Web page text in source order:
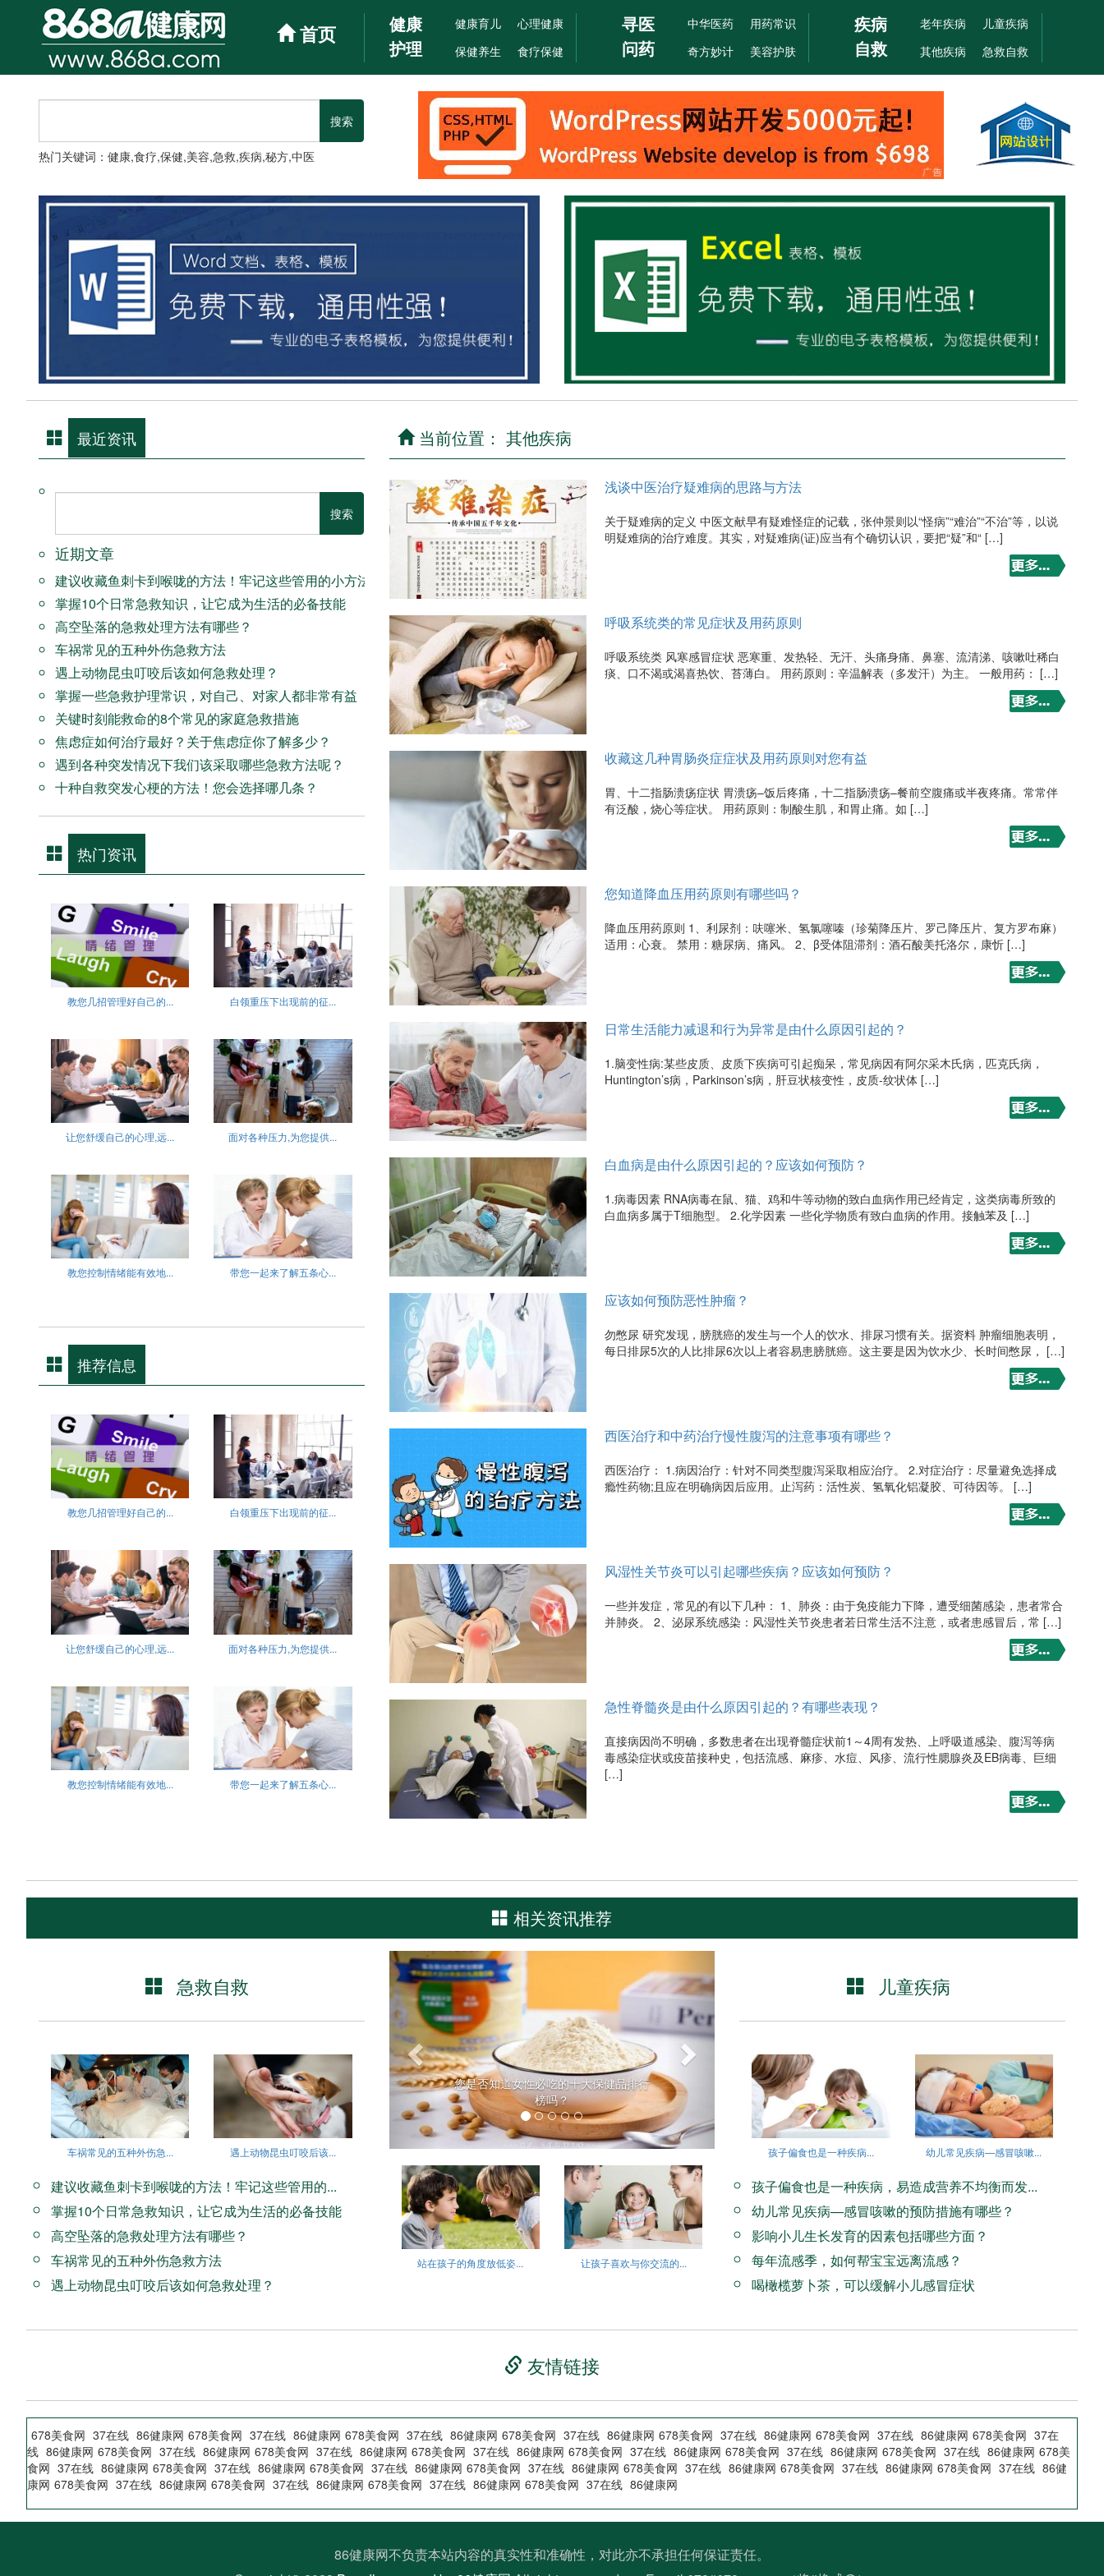
首页
健康
护理
健康育儿
心理健康
保健养生
食疗保健
寻医
问药
中华医药
用药常识
奇方妙计
美容护肤
疾病
自救
老年疾病
儿童疾病
其他疾病
急救自救
热门关键词：健康,食疗,保健,美容,急救,疾病,秘方,中医
最近资讯
近期文章
建议收藏鱼刺卡到喉咙的方法！牢记这些管用的小方法！
掌握10个日常急救知识，让它成为生活的必备技能
高空坠落的急救处理方法有哪些？
车祸常见的五种外伤急救方法
遇上动物昆虫叮咬后该如何急救处理？
掌握一些急救护理常识，对自己、对家人都非常有益
关键时刻能救命的8个常见的家庭急救措施
焦虑症如何治疗最好？关于焦虑症你了解多少？
遇到各种突发情况下我们该采取哪些急救方法呢？
十种自救突发心梗的方法！您会选择哪几条？
热门资讯
教您几招管理好自己的... 白领重压下出现前的征...
让您舒缓自己的心理,远... 面对各种压力,为您提供...
教您控制情绪能有效地... 带您一起来了解五条心...
推荐信息
教您几招管理好自己的... 白领重压下出现前的征...
让您舒缓自己的心理,远... 面对各种压力,为您提供...
教您控制情绪能有效地... 带您一起来了解五条心...
当前位置： 其他疾病
浅谈中医治疗疑难病的思路与方法
关于疑难病的定义 中医文献早有疑难怪症的记载，张仲景则以“怪病”“难治”“不治”等，以说
明疑难病的治疗难度。其实，对疑难病(证)应当有个确切认识，要把“疑”和“ […]
呼吸系统类的常见症状及用药原则
呼吸系统类 风寒感冒症状 恶寒重、发热轻、无汗、头痛身痛、鼻塞、流清涕、咳嗽吐稀白
痰、口不渴或渴喜热饮、苔薄白。 用药原则：辛温解表（多发汗）为主。 一般用药： […]
收藏这几种胃肠炎症症状及用药原则对您有益
胃、十二指肠溃疡症状 胃溃疡–饭后疼痛，十二指肠溃疡–餐前空腹痛或半夜疼痛。常常伴
有泛酸，烧心等症状。 用药原则：制酸生肌，和胃止痛。如 […]
您知道降血压用药原则有哪些吗？
降血压用药原则 1、利尿剂：呋噻米、氢氯噻嗪（珍菊降压片、罗己降压片、复方罗布麻）
适用：心衰。 禁用：糖尿病、痛风。 2、β受体阻滞剂：酒石酸美托洛尔，康忻 […]
日常生活能力减退和行为异常是由什么原因引起的？
1.脑变性病:某些皮质、皮质下疾病可引起痴呆，常见病因有阿尔采木氏病，匹克氏病，
Huntington’s病，Parkinson’s病，肝豆状核变性，皮质-纹状体 […]
白血病是由什么原因引起的？应该如何预防？
1.病毒因素 RNA病毒在鼠、猫、鸡和牛等动物的致白血病作用已经肯定，这类病毒所致的
白血病多属于T细胞型。 2.化学因素 一些化学物质有致白血病的作用。接触苯及 […]
应该如何预防恶性肿瘤？
勿憋尿 研究发现，膀胱癌的发生与一个人的饮水、排尿习惯有关。据资料 肿瘤细胞表明，
每日排尿5次的人比排尿6次以上者容易患膀胱癌。这主要是因为饮水少、长时间憋尿， […]
西医治疗和中药治疗慢性腹泻的注意事项有哪些？
西医治疗： 1.病因治疗：针对不同类型腹泻采取相应治疗。 2.对症治疗：尽量避免选择成
瘾性药物;且应在明确病因后应用。止泻药：活性炭、氢氧化铝凝胶、可待因等。 […]
风湿性关节炎可以引起哪些疾病？应该如何预防？
一些并发症，常见的有以下几种： 1、肺炎：由于免疫能力下降，遭受细菌感染，患者常合
并肺炎。 2、泌尿系统感染：风湿性关节炎患者若日常生活不注意，或者患感冒后，常 […]
急性脊髓炎是由什么原因引起的？有哪些表现？
直接病因尚不明确，多数患者在出现脊髓症状前1～4周有发热、上呼吸道感染、腹泻等病
毒感染症状或疫苗接种史，包括流感、麻疹、水痘、风疹、流行性腮腺炎及EB病毒、巨细
[…]
相关资讯推荐
急救自救
车祸常见的五种外伤急... 遇上动物昆虫叮咬后该...
建议收藏鱼刺卡到喉咙的方法！牢记这些管用的...
掌握10个日常急救知识，让它成为生活的必备技能
高空坠落的急救处理方法有哪些？
车祸常见的五种外伤急救方法
遇上动物昆虫叮咬后该如何急救处理？
您是否知道女性必吃的十大保健品排行
榜吗？
Previous
站在孩子的角度放低姿... 让孩子喜欢与你交流的...
儿童疾病
孩子偏食也是一种疾病... 幼儿常见疾病—感冒咳嗽...
孩子偏食也是一种疾病，易造成营养不均衡而发...
幼儿常见疾病—感冒咳嗽的预防措施有哪些？
影响小儿生长发育的因素包括哪些方面？
每年流感季，如何帮宝宝远离流感？
喝橄榄萝卜茶，可以缓解小儿感冒症状
友情链接
678美食网 37在线 86健康网 678美食网 37在线 86健康网 678美食网 37在线 86健康网 678美食网 37在线 86健康网 678美食网 37在线 86健康网 678美食网 37在线 86健康网 678美食网 37在
线 86健康网 678美食网 37在线 86健康网 678美食网 37在线 86健康网 678美食网 37在线 86健康网 678美食网 37在线 86健康网 678美食网 37在线 86健康网 678美食网 37在线 86健康网 678美
食网 37在线 86健康网 678美食网 37在线 86健康网 678美食网 37在线 86健康网 678美食网 37在线 86健康网 678美食网 37在线 86健康网 678美食网 37在线 86健康网 678美食网 37在线 86健
康网 678美食网 37在线 86健康网 678美食网 37在线 86健康网 678美食网 37在线 86健康网 678美食网 37在线 86健康网
86健康网不负责本站内容的真实性和准确性，对此亦不承担任何保证责任。